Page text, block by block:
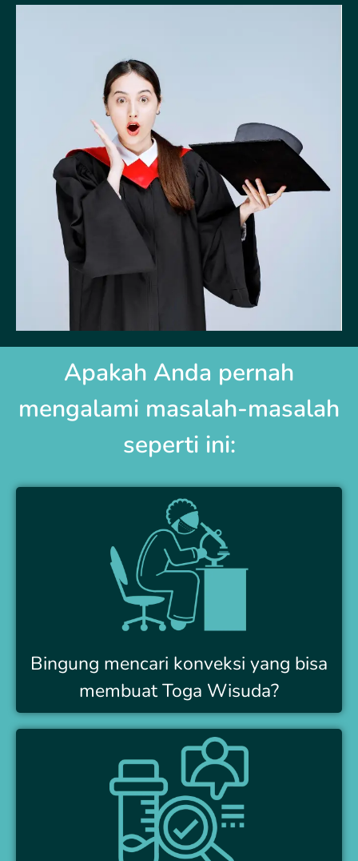
Apakah Anda pernah
mengalami masalah-masalah
seperti ini:
Bingung mencari konveksi yang bisa
membuat Toga Wisuda?